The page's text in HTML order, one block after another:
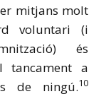
mitjans molt
voluntari (i
és
tancament a
de ningú.10